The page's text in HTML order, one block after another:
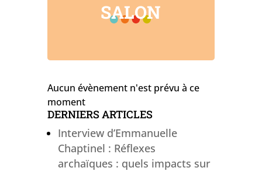
SALON
Aucun évènement n'est prévu à ce
moment
DERNIERS ARTICLES
Interview d’Emmanuelle
Chaptinel : Réflexes
archaïques : quels impacts sur